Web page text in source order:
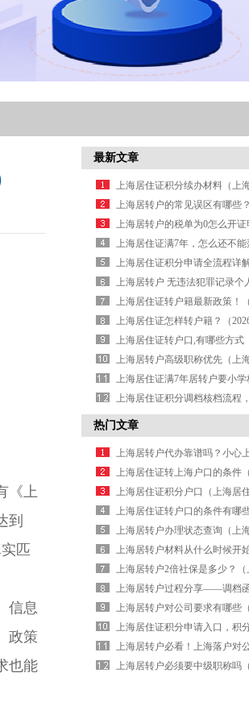
《上
到
匹
信息
政策
也能
最新文章
上海居住证积分续办材料（上
证积分续办）
上海居转户的常见误区有哪些
居转户心酸）
上海居转户的税单为0怎么开证
居转户0税单说明）
上海居住证满7年，怎么还不能
（上海居住证满7年就可以落户
上海居住证积分申请全流程详
搞定！（上海居住证积分申请
解,轻松搞定）
上海居转户 无违法犯罪记录个
板（转户口无犯罪记录证明）
上海居住证转户籍最新政策！
住证转上海户口条件2026年）
上海居住证怎样转户籍？（
居住证转户口政策新规办理条
上海居住证转户口,有哪些方式
上海居住证转户口政策新规办
程）
上海居转户高级职称优先（上
对中级职称的要求）
上海居住证满7年居转户要小学
（上海市居住证7年转户的条件
上海居住证积分调档核档流程
项（上海办理居住证积分,档案
吗）
热门文章
上海居转户代办靠谱吗？小心
（上海居转户是个人办理还是
理）
上海居住证转上海户口的条件
住证转上海户口条件2026年）
上海居住证积分户口（上海居
海户口）
上海居住证转户口的条件有哪
居住证转户口2026年新政策）
上海居转户办理状态查询（上
查询进度）
上海居转户材料从什么时候开
居转户 提交材料以后要多久）
上海居转户2倍社保是多少？（
户1.3倍社保基数）
上海居转户过程分享——调档
（上海居转户调档后做什么）
上海居转户对公司要求有哪些
转户对公司的交税要求）
上海居住证积分申请入口，积
靠它（上海居住证积分申请入
上海居转户必看！上海落户对
求（上海居转户落户政策2026
上海居转户必须要中级职称吗